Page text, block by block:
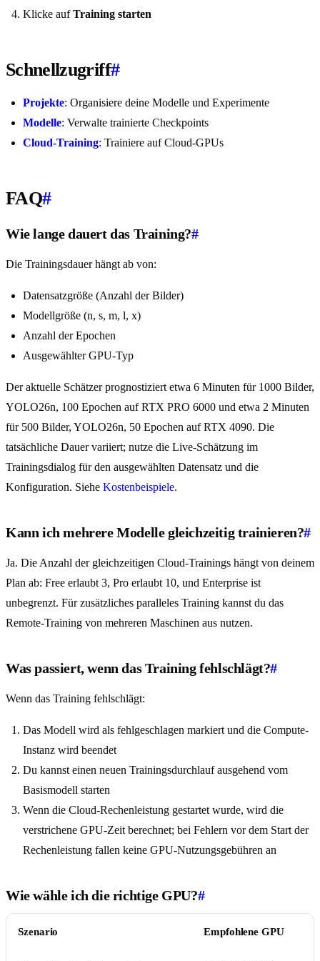
Klicke aufTraining starten
Schnellzugriff#
Projekte: Organisiere deine Modelle und Experimente
Modelle: Verwalte trainierte Checkpoints
Cloud-Training: Trainiere auf Cloud-GPUs
FAQ#
Wie lange dauert das Training?#
Die Trainingsdauer hängt ab von:
Datensatzgröße (Anzahl der Bilder)
Modellgröße (n, s, m, l, x)
Anzahl der Epochen
Ausgewählter GPU-Typ
Der aktuelle Schätzer prognostiziert etwa 6 Minuten für 1000 Bilder,
YOLO26n, 100 Epochen auf RTX PRO 6000 und etwa 2 Minuten
für 500 Bilder, YOLO26n, 50 Epochen auf RTX 4090. Die
tatsächliche Dauer variiert; nutze die Live-Schätzung im
Trainingsdialog für den ausgewählten Datensatz und die
Konfiguration. Siehe Kostenbeispiele.
Kann ich mehrere Modelle gleichzeitig trainieren?#
Ja. Die Anzahl der gleichzeitigen Cloud-Trainings hängt von deinem
Plan ab: Free erlaubt 3, Pro erlaubt 10, und Enterprise ist
unbegrenzt. Für zusätzliches paralleles Training kannst du das
Remote-Training von mehreren Maschinen aus nutzen.
Was passiert, wenn das Training fehlschlägt?#
Wenn das Training fehlschlägt:
Das Modell wird als fehlgeschlagen markiert und die Compute-
Instanz wird beendet
Du kannst einen neuen Trainingsdurchlauf ausgehend vom
Basismodell starten
Wenn die Cloud-Rechenleistung gestartet wurde, wird die
verstrichene GPU-Zeit berechnet; bei Fehlern vor dem Start der
Rechenleistung fallen keine GPU-Nutzungsgebühren an
Wie wähle ich die richtige GPU?#
Szenario Empfohlene GPU